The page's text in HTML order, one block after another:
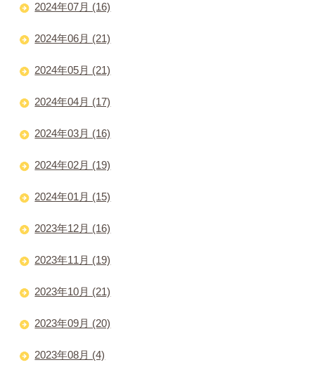
2024年07月 (16)
2024年06月 (21)
2024年05月 (21)
2024年04月 (17)
2024年03月 (16)
2024年02月 (19)
2024年01月 (15)
2023年12月 (16)
2023年11月 (19)
2023年10月 (21)
2023年09月 (20)
2023年08月 (4)